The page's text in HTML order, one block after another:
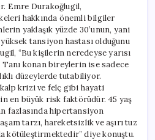
Ardı
Etmeyin
için
Emre Durakoğlugil,
hakkında önemli bilgiler
yaklaşık yüzde 30’unun, yani
tansiyon hastası olduğunu
“Bu kişilerin neredeyse yarısı
Tanı konan bireylerin ise sadece
düzeylerde tutabiliyor.
krizi ve felç gibi hayati
en büyük risk faktörüdür. 45 yaş
fazlasında hipertansiyon
tarzı, hareketsizlik ve aşırı tuz
kötüleştirmektedir” diye konuştu.